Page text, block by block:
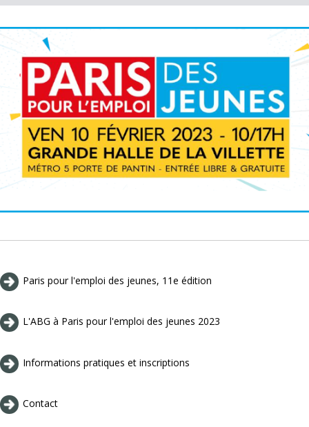
Paris pour l'emploi des jeunes, 11e édition
L'ABG à Paris pour l'emploi des jeunes 2023
Informations pratiques et inscriptions
Contact